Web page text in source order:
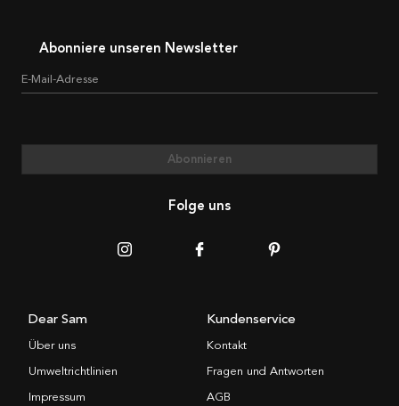
Abonniere unseren Newsletter
E-Mail-Adresse
Abonnieren
Folge uns
Dear Sam
Über uns
Umweltrichtlinien
Impressum
Kundenservice
Kontakt
Fragen und Antworten
AGB